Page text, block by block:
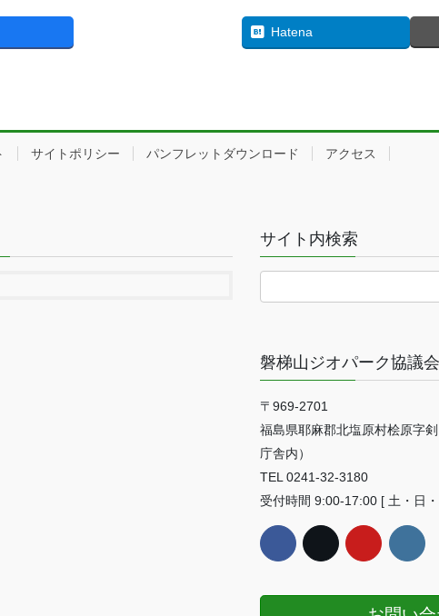
Hatena
サイトポリシー パンフレットダウンロード アクセス
サイト内検索
磐梯山ジオパーク協議
〒969-2701
福島県耶麻郡北塩原村桧原字
庁舎内）
TEL 0241-32-3180
受付時間 9:00-17:00 [ 土・日